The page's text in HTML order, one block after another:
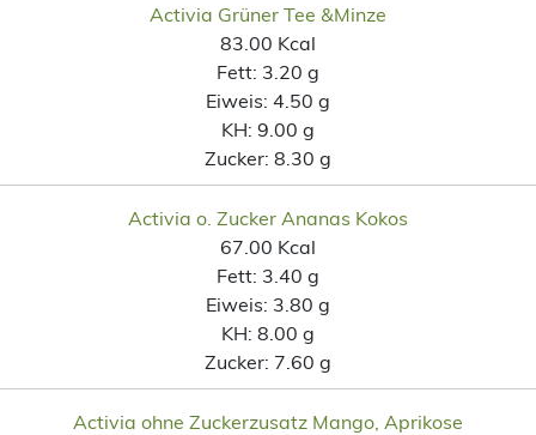
Activia Grüner Tee &Minze
83.00 Kcal
Fett: 3.20 g
Eiweis: 4.50 g
KH: 9.00 g
Zucker: 8.30 g
Activia o. Zucker Ananas Kokos
67.00 Kcal
Fett: 3.40 g
Eiweis: 3.80 g
KH: 8.00 g
Zucker: 7.60 g
Activia ohne Zuckerzusatz Mango, Aprikose